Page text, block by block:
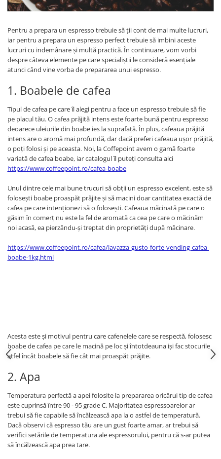
Pentru a prepara un espresso trebuie să ții cont de mai multe lucruri,
iar pentru a prepara un espresso perfect trebuie să imbini aceste
lucruri cu indemânare și multă practică. În continuare, vom vorbi
despre câteva elemente pe care specialiștii le consideră esențiale
atunci când vine vorba de prepararea unui espresso.
1. Boabele de cafea
Tipul de cafea pe care îl alegi pentru a face un espresso trebuie să fie
pe placul tău. O cafea prăjită intens este foarte bună pentru espresso
deoarece uleiurile din boabe ies la suprafață. În plus, cafeaua prăjită
intens are o aromă mai profundă, dar dacă preferi cafeaua ușor prăjită,
o poți folosi și pe aceasta. Noi, la Coffepoint avem o gamă foarte
variată de cafea boabe, iar catalogul îl puteți consulta aici
https://www.coffeepoint.ro/cafea-boabe
Unul dintre cele mai bune trucuri să obții un espresso excelent, este să
folosești boabe proaspăt prăjite și să macini doar cantitatea exactă de
cafea pe care intenționezi să o folosești. Cafeaua măcinată pe care o
găsim în comerț nu este la fel de aromată ca cea pe care o măcinăm
noi acasă, ea pierzându-și treptat din proprietăți după măcinare.
https://www.coffeepoint.ro/cafea/lavazza-gusto-forte-vending-cafea-
boabe-1kg.html
Acesta este și motivul pentru care cafenelele care se respectă, folosesc
boabe de cafea pe care le macină pe loc și întotdeauna iși fac stocurile
atfel încât boabele să fie cât mai proaspăt prăjite.
2. Apa
Temperatura perfectă a apei folosite la prepararea oricărui tip de cafea
este cuprinsă între 90 - 95 grade C. Majoritatea espressoarelor ar
trebui să fie capabile să încălzească apa la o astfel de temperatură.
Dacă observi că espresso tău are un gust foarte amar, ar trebui să
verifici setările de temperatura ale espressorului, pentru că s-ar putea
să încălzească apa prea tare.